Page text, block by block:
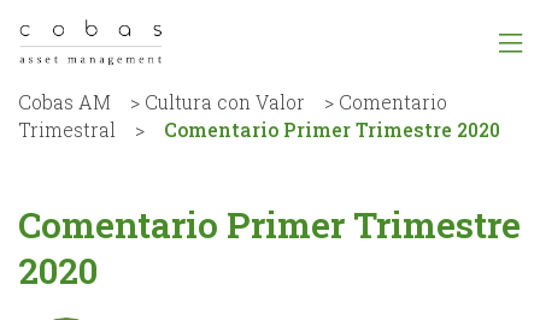
Cobas AM > Cultura con Valor > Comentario
Trimestral
> Comentario Primer Trimestre 2020
Comentario Primer Trimestre
2020